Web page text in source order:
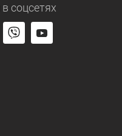
в соцсетях